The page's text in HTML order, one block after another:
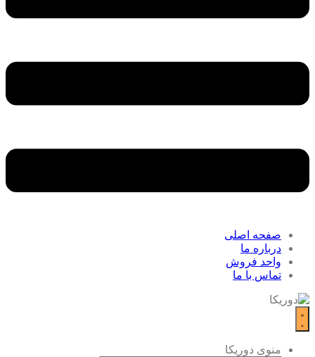
صفحه اصلی
درباره ما
واحد فروش
تماس با ما
منوی دوریکا